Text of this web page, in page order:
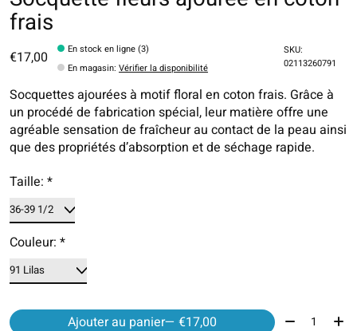
frais
€17,00
En stock en ligne (3)
En magasin:Vérifier la disponibilité
SKU:
02113260791
Socquettes ajourées à motif floral en coton frais. Grâce à
un procédé de fabrication spécial, leur matière offre une
agréable sensation de fraîcheur au contact de la peau ainsi
que des propriétés d’absorption et de séchage rapide.
Taille: *
Couleur: *
Ajouter au panier — €17,00 Quantité: